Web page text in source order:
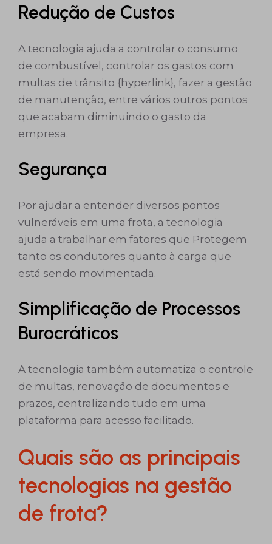
Redução de Custos
A tecnologia ajuda a controlar o consumo
de combustível, controlar os gastos com
multas de trânsito {hyperlink}, fazer a gestão
de manutenção, entre vários outros pontos
que acabam diminuindo o gasto da
empresa.
Segurança
Por ajudar a entender diversos pontos
vulneráveis em uma frota, a tecnologia
ajuda a trabalhar em fatores que Protegem
tanto os condutores quanto à carga que
está sendo movimentada.
Simplificação de Processos
Burocráticos
A tecnologia também automatiza o controle
de multas, renovação de documentos e
prazos, centralizando tudo em uma
plataforma para acesso facilitado.
Quais são as principais
tecnologias na gestão
de frota?